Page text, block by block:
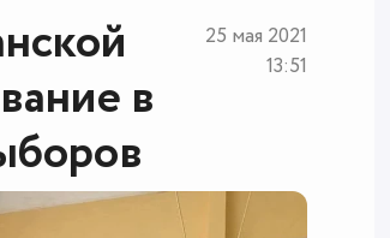
в
25 мая 2021
13:51